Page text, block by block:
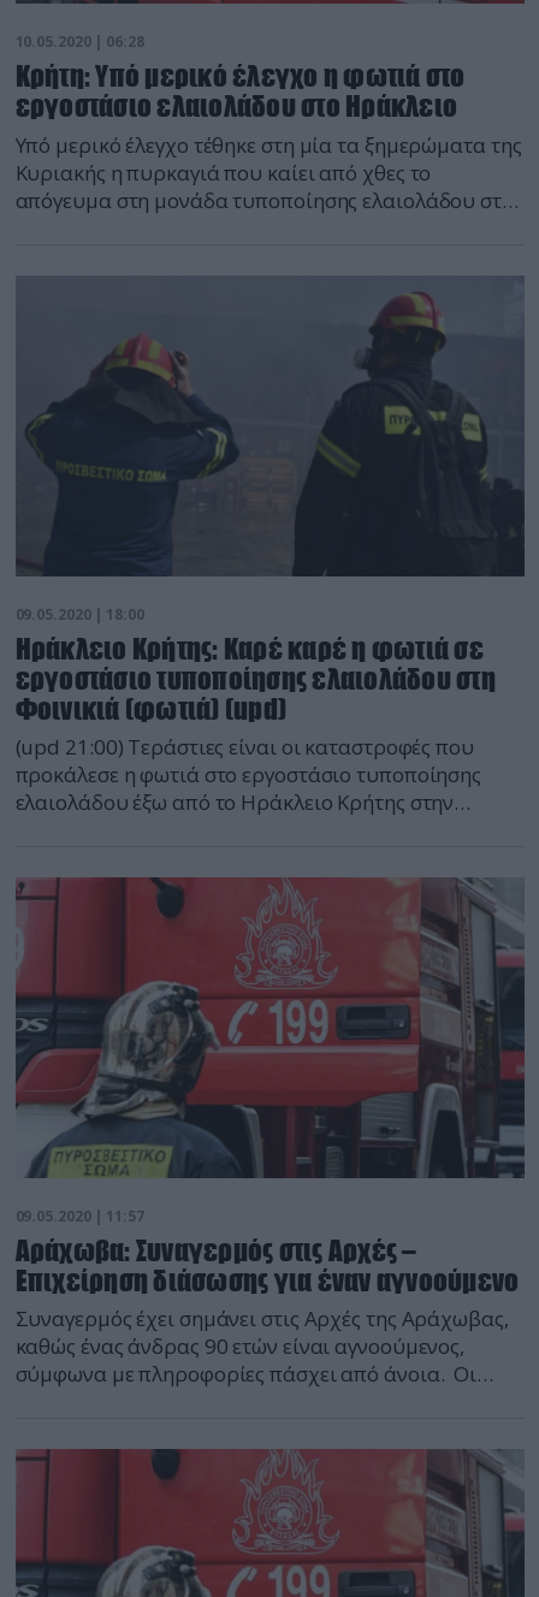
10.05.2020 | 06:28
Κρήτη: Υπό μερικό έλεγχο η φωτιά στο
εργοστάσιο ελαιολάδου στο Ηράκλειο
Υπό μερικό έλεγχο τέθηκε στη μία τα ξημερώματα της
Κυριακής η πυρκαγιά που καίει από χθες το
απόγευμα στη μονάδα τυποποίησης ελαιολάδου στη
πυροσβέστες έως ότου η φωτιά κατασβεστεί πλήρως.
Για την ώρα τα αίτια παραμένουν άγνωστα ωστόσο
θα φανούν από […]
09.05.2020 | 18:00
Ηράκλειο Κρήτης: Καρέ καρέ η φωτιά σε
εργοστάσιο τυποποίησης ελαιολάδου στη
Φοινικιά (φωτιά) (upd)
(upd 21:00) Τεράστιες είναι οι καταστροφές που
προκάλεσε η φωτιά στο εργοστάσιο τυποποίησης
ελαιολάδου έξω από το Ηράκλειο Κρήτης στην
περιοχής παρακολουθούσαν με αγωνία το έργο της
κατάσβεσης. Οι φλόγες έκαψαν τα πάντα στο
εσωτερικό του κτιρίου, ενώ οι πυροσβέστες έδωσαν
μάχη για να περιορίσουν […]
09.05.2020 | 11:57
Αράχωβα: Συναγερμός στις Αρχές –
Επιχείρηση διάσωσης για έναν αγνοούμενο
Συναγερμός έχει σημάνει στις Αρχές της Αράχωβας,
καθώς ένας άνδρας 90 ετών είναι αγνοούμενος,
σύμφωνα με πληροφορίες πάσχει από άνοια. Οι
την πυροσβεστική. Στις έρευνες κλήθηκε για να
συνδράμει και ο ειδικά εκπαιδευμένος διασωστικός
σκύλος της 7ης ΕΜΑΚ, ο Ζευς, […]